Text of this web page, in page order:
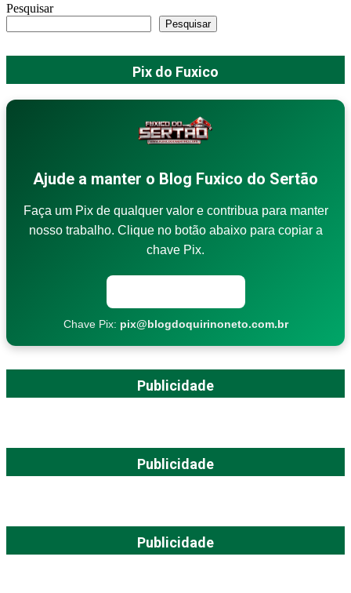
Pesquisar
Pesquisar
Pix do Fuxico
Ajude a manter o Blog Fuxico do Sertão
Faça um Pix de qualquer valor e contribua para manter
nosso trabalho. Clique no botão abaixo para copiar a
chave Pix.
Chave Pix: pix@blogdoquirinoneto.com.br
Publicidade
Publicidade
Publicidade